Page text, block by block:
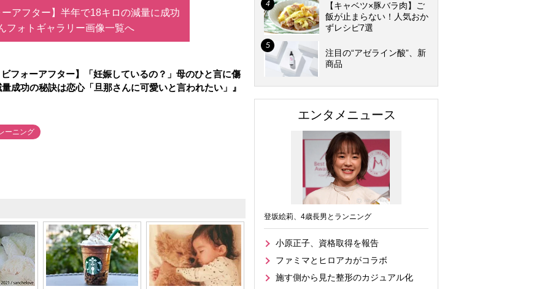
アフター】半年で18キロの減量に成功
フォトギャラリー画像一覧へ
フォーアフター】「妊娠しているの？」母のひと言に傷
成功の秘訣は恋心「旦那さんに可愛いと言われたい」』
ーニング
【キャベツ×豚バラ肉】ご
飯が止まらない！人気おか
ずレシピ7選
注目の“アゼライン酸”、新
商品
エンタメニュース
登坂絵莉、4歳長男とランニング
小原正子、資格取得を報告
ファミマとヒロアカがコラボ
施す側から見た整形のカジュアル化